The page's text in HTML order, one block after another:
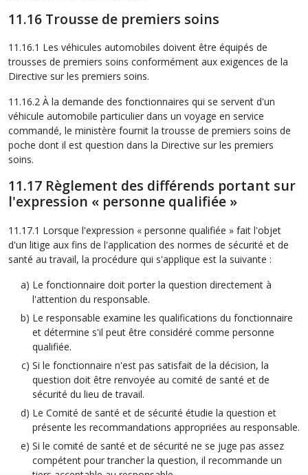
11.16 Trousse de premiers soins
11.16.1 Les véhicules automobiles doivent être équipés de
trousses de premiers soins conformément aux exigences de la
Directive sur les premiers soins.
11.16.2 À la demande des fonctionnaires qui se servent d'un
véhicule automobile particulier dans un voyage en service
commandé, le ministère fournit la trousse de premiers soins de
poche dont il est question dans la Directive sur les premiers
soins.
11.17 Règlement des différends portant sur
l'expression « personne qualifiée »
11.17.1 Lorsque l'expression « personne qualifiée » fait l'objet
d'un litige aux fins de l'application des normes de sécurité et de
santé au travail, la procédure qui s'applique est la suivante :
Le fonctionnaire doit porter la question directement à
l'attention du responsable.
Le responsable examine les qualifications du fonctionnaire
et détermine s'il peut être considéré comme personne
qualifiée.
Si le fonctionnaire n'est pas satisfait de la décision, la
question doit être renvoyée au comité de santé et de
sécurité du lieu de travail.
Le Comité de santé et de sécurité étudie la question et
présente les recommandations appropriées au responsable.
Si le comité de santé et de sécurité ne se juge pas assez
compétent pour trancher la question, il recommande un